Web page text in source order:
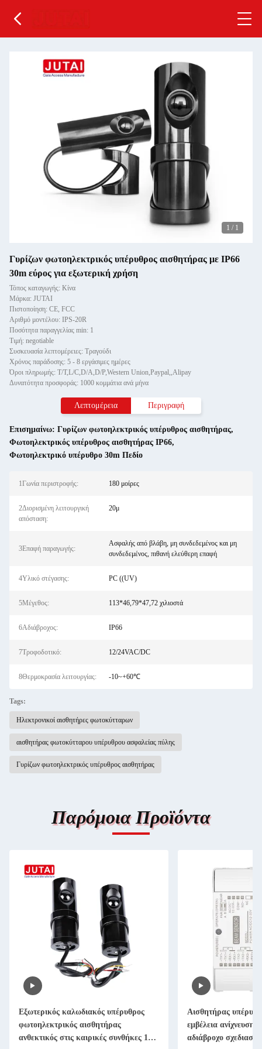
1 / 1
Γυρίζων φωτοηλεκτρικός υπέρυθρος αισθητήρας με IP66
30m εύρος για εξωτερική χρήση
Τόπος καταγωγής: Κίνα
Μάρκα: JUTAI
Πιστοποίηση: CE, FCC
Αριθμό μοντέλου: IPS-20R
Ποσότητα παραγγελίας min: 1
Τιμή: negotiable
Συσκευασία λεπτομέρειες: Τραγούδι
Χρόνος παράδοσης: 5 - 8 εργάσιμες ημέρες
Όροι πληρωμής: T/T,L/C,D/A,D/P,Western Union,Paypal,,Alipay
Δυνατότητα προσφοράς: 1000 κομμάτια ανά μήνα
Λεπτομέρεια Περιγραφή
Επισημαίνω: Γυρίζων φωτοηλεκτρικός υπέρυθρος αισθητήρας,
Φωτοηλεκτρικός υπέρυθρος αισθητήρας IP66,
Φωτοηλεκτρικό υπέρυθρο 30m Πεδίο
1Γωνία περιστροφής: 180 μοίρες
2Διορισμένη λειτουργική
απόσταση:
20μ
3Επαφή παραγωγής:
Ασφαλής από βλάβη, μη συνδεδεμένος και μη
συνδεδεμένος, πιθανή ελεύθερη επαφή
4Υλικό στέγασης: PC ((UV)
5Μέγεθος: 113*46,79*47,72 χιλιοστά
6Αδιάβροχος: IP66
7Τροφοδοτικό: 12/24VAC/DC
8Θερμοκρασία λειτουργίας: -10~+60℃
Tags:
Ηλεκτρονικοί αισθητήρες φωτοκύτταρων
αισθητήρας φωτοκύτταρου υπέρυθρου ασφαλείας πύλης
Γυρίζων φωτοηλεκτρικός υπέρυθρος αισθητήρας
Παρόμοια Προϊόντα
Αισθητήρας υπέρυθρης δέσμης ABS με
εμβέλεια ανίχνευσης 10 μέτρων και
αδιάβροχο σχεδιασμό για την ασφάλεια
DC12V/24V
ανιχνευτής
CE